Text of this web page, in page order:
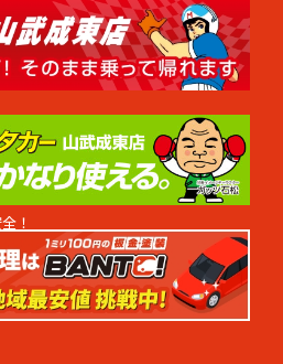
休暇のご案内】
日は定休日となります。
(金)まで年末年始休業とさせてい
けして申し訳御座いませんが、何
す。
始休暇のご案内】
！